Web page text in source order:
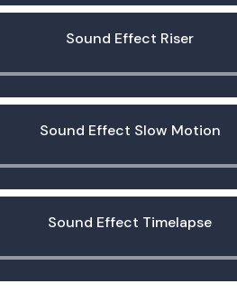
audio
Sound Effect Riser
Lecteur
audio
Sound Effect Slow Motion
Lecteur
audio
Sound Effect Timelapse
Lecteur
audio